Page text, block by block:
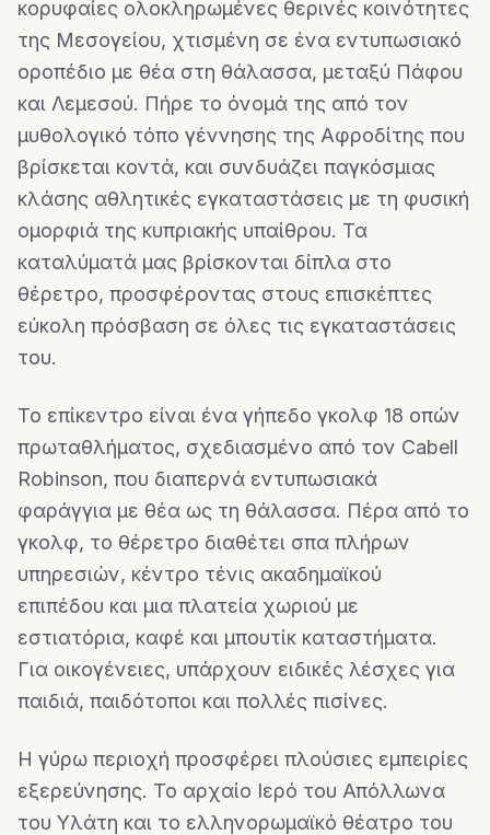
κορυφαίες ολοκληρωμένες θερινές κοινότητες
της Μεσογείου, χτισμένη σε ένα εντυπωσιακό
οροπέδιο με θέα στη θάλασσα, μεταξύ Πάφου
και Λεμεσού. Πήρε το όνομά της από τον
μυθολογικό τόπο γέννησης της Αφροδίτης που
βρίσκεται κοντά, και συνδυάζει παγκόσμιας
κλάσης αθλητικές εγκαταστάσεις με τη φυσική
ομορφιά της κυπριακής υπαίθρου. Τα
καταλύματά μας βρίσκονται δίπλα στο
θέρετρο, προσφέροντας στους επισκέπτες
εύκολη πρόσβαση σε όλες τις εγκαταστάσεις
του.
Το επίκεντρο είναι ένα γήπεδο γκολφ 18 οπών
πρωταθλήματος, σχεδιασμένο από τον Cabell
Robinson, που διαπερνά εντυπωσιακά
φαράγγια με θέα ως τη θάλασσα. Πέρα από το
γκολφ, το θέρετρο διαθέτει σπα πλήρων
υπηρεσιών, κέντρο τένις ακαδημαϊκού
επιπέδου και μια πλατεία χωριού με
εστιατόρια, καφέ και μπουτίκ καταστήματα.
Για οικογένειες, υπάρχουν ειδικές λέσχες για
παιδιά, παιδότοποι και πολλές πισίνες.
Η γύρω περιοχή προσφέρει πλούσιες εμπειρίες
εξερεύνησης. Το αρχαίο Ιερό του Απόλλωνα
του Υλάτη και το ελληνορωμαϊκό θέατρο του